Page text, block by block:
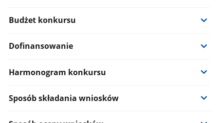
Budżet konkursu
Dofinansowanie
Harmonogram konkursu
Sposób składania wniosków